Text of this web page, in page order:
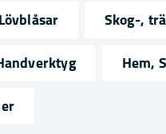
Lövblåsar
Skog-,
Hem,